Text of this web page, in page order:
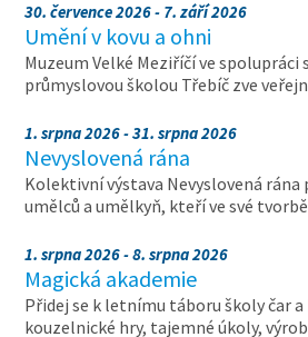
30. července 2026 - 7. září 2026
Umění v kovu a ohni
Muzeum Velké Meziříčí ve spolupráci
průmyslovou školou Třebíč zve
1. srpna 2026 - 31. srpna 2026
Nevyslovená rána
Kolektivní výstava Nevyslovená rána
umělců a umělkyň, kteří ve své
1. srpna 2026 - 8. srpna 2026
Magická akademie
Přidej se k letnímu táboru školy čar
kouzelnické hry, tajemné úkoly,